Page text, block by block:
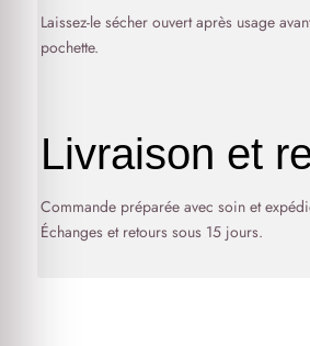
Laissez-le sécher ouvert après usage
pochette.
Livraison et
Commande préparée avec soin et
Échanges et retours sous 15 jours.